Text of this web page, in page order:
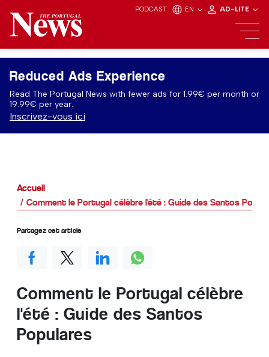
PODCAST EN AD-LITE
Reduced Ads Experience
Read The Portugal News with fewer ads for 1.99€ per month or
19.99€ per year.
Inscrivez-vous ici
Accueil
Comment le Portugal célèbre l'été : Guide des Santos
Comment le Portugal célèbre
l'été : Guide des Santos
Populares
Partagez cet article